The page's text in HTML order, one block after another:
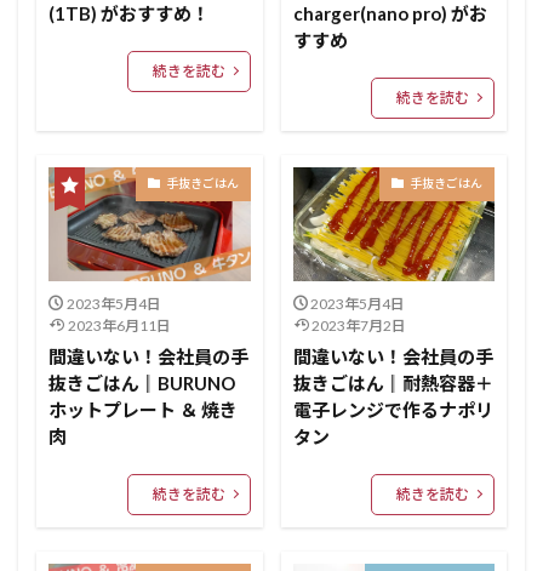
(1TB) がおすすめ！
続きを読む
charger(nano pro) がお
すすめ
続きを読む
手抜きごはん
2023年5月4日
2023年6月11日
間違いない！会社員の手
抜きごはん║BURUNO
ホットプレート ＆ 焼き
肉
続きを読む
手抜きごはん
2023年5月4日
2023年7月2日
間違いない！会社員の手
抜きごはん║耐熱容器＋
電子レンジで作るナポリ
タン
続きを読む